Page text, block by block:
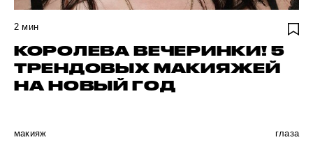
2 мин
КОРОЛЕВА ВЕЧЕРИНКИ! 5
ТРЕНДОВЫХ МАКИЯЖЕЙ
НА НОВЫЙ ГОД
макияж глаза